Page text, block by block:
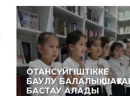
ОТАНСҮЙГІШТІККЕ
БАУЛУ БАЛАЛЫҚ
БАСТАУ АЛАДЫ